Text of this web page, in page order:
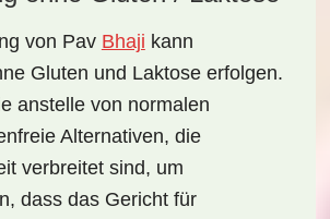
von Pav Bhaji kann
Gluten und Laktose erfolgen.
anstelle von normalen
Alternativen, die
verbreitet sind, um
dass das Gericht für